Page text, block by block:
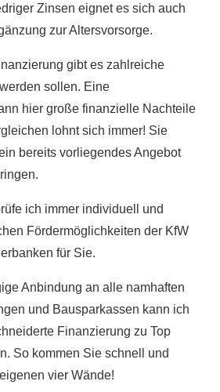
Zinsen eignet es sich auch
zur Altersvorsorge.
gibt es zahlreiche
sollen. Eine
hier große finanzielle Nachteile
lohnt sich immer! Sie
bereits vorliegendes Angebot
ich immer individuell und
Fördermöglichkeiten der KfW
für Sie.
Anbindung an alle namhaften
und Bausparkassen kann ich
Finanzierung zu Top
So kommen Sie schnell und
vier Wände!